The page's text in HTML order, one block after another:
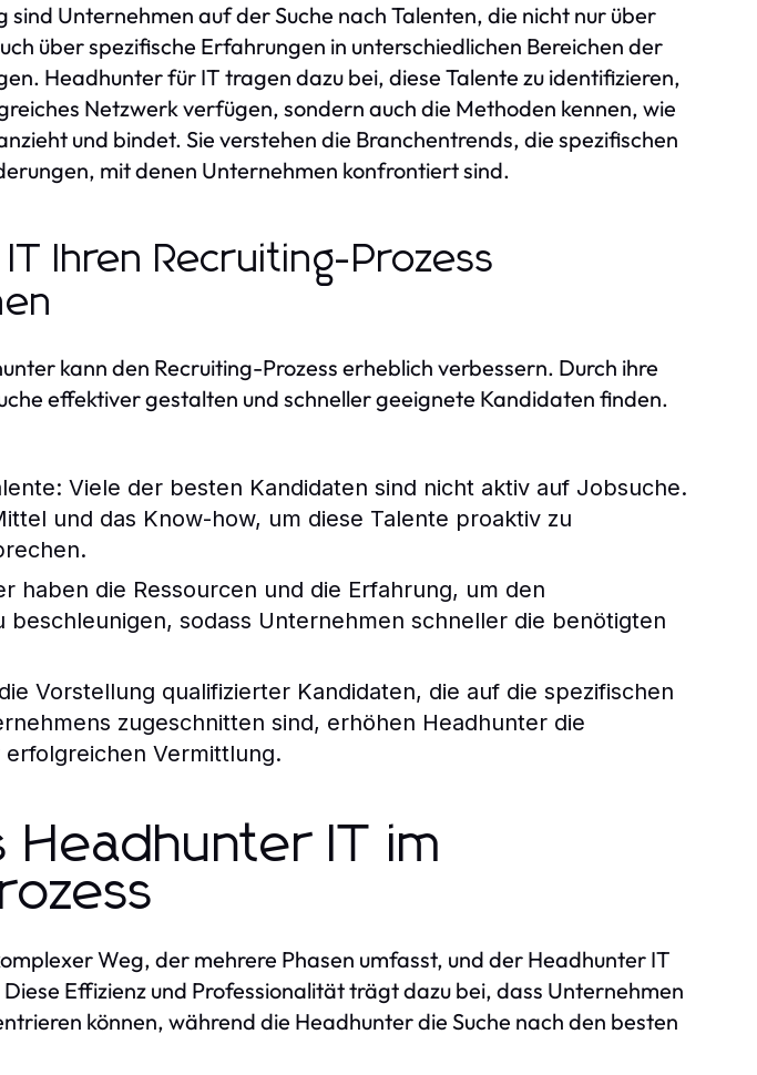
Unternehmen auf der Suche nach Talenten, die nicht nur über
über spezifische Erfahrungen in unterschiedlichen Bereichen der
Headhunter für IT tragen dazu bei, diese Talente zu identifizieren,
Netzwerk verfügen, sondern auch die Methoden kennen, wie
und bindet. Sie verstehen die Branchentrends, die spezifischen
mit denen Unternehmen konfrontiert sind.
Ihren Recruiting-Prozess
kann den Recruiting-Prozess erheblich verbessern. Durch ihre
effektiver gestalten und schneller geeignete Kandidaten finden.
Viele der besten Kandidaten sind nicht aktiv auf Jobsuche.
und das Know-how, um diese Talente proaktiv zu
haben die Ressourcen und die Erfahrung, um den
beschleunigen, sodass Unternehmen schneller die benötigten
Vorstellung qualifizierter Kandidaten, die auf die spezifischen
zugeschnitten sind, erhöhen Headhunter die
Vermittlung.
Headhunter IT im
Weg, der mehrere Phasen umfasst, und der Headhunter IT
Effizienz und Professionalität trägt dazu bei, dass Unternehmen
können, während die Headhunter die Suche nach den besten